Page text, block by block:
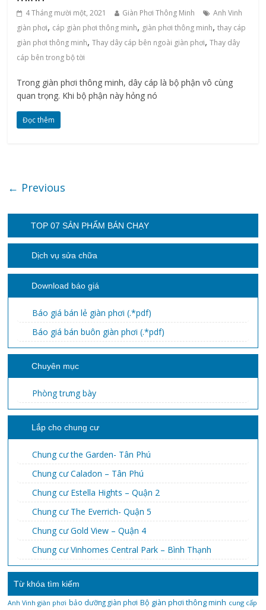
4 Tháng mười một, 2021 Giàn Phơi Thông Minh
Anh Vinh
giàn phơi, cáp giàn phơi thông minh, ‌giàn‌ ‌phơi‌ ‌thông‌ ‌minh,thay cáp
giàn phơi thông minh,Thay dây cáp bên ngoài giàn phơi,Thay dây
cáp bên trong bộ tời
Trong giàn phơi thông minh, dây cáp là bộ phận vô cùng
quan trọng. Khi bộ phận này hỏng nó
Đọc thêm
← Previous
TOP 07 SẢN PHẨM BÁN CHẠY
Dịch vụ sửa chữa
Download báo giá
Báo giá bán lẻ giàn phơi (.*pdf)
Báo giá bán buôn giàn phơi (.*pdf)
Chuyên mục
Phòng trưng bày
Lắp cho chung cư
Chung cư the Garden- Tân Phú
Chung cư Caladon – Tân Phú
Chung cư Estella Hights – Quận 2
Chung cư The Everrich- Quận 5
Chung cư Gold View – Quận 4
Chung cư Vinhomes Central Park – Bình Thạnh
Từ khóa tìm kiếm
Anh Vinh giàn phơi bảo dưỡng giàn phơi Bộ giàn phơi thông minh cung cấp